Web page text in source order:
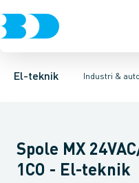
El-teknik Industri &
Afbrydere, stikkontakter
Industristiksystemer
Motorbetjening for
Spole MX
1CO - El-teknik